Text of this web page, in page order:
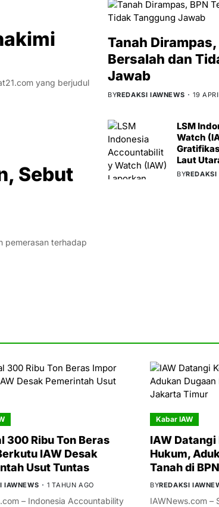
yang berjudul
Sebut
pemerasan terhadap
Tanah
Bersalah dan
Jawab
BYREDAKSI IAWNEWS 19
LSM
Watch
Laut
BYREDAKSI
300 Ribu Ton Beras
IAW Desak
Usut Tuntas
IAWNEWS 1 TAHUN AGO
– Indonesia Accountability
Kabar IAW
IAW
Hukum,
Tanah di
BYREDAKSI
IAWNews.com –